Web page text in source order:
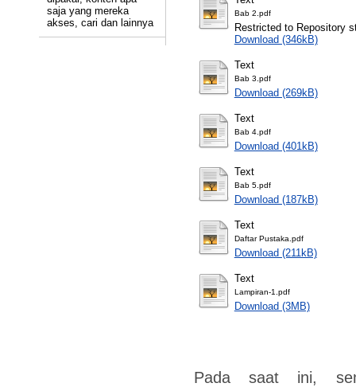
saja yang mereka
akses, cari dan lainnya
Bab 2.pdf
Restricted to Repository
Download (346kB)
Text
Bab 3.pdf
Download (269kB)
Text
Bab 4.pdf
Download (401kB)
Text
Bab 5.pdf
Download (187kB)
Text
Daftar Pustaka.pdf
Download (211kB)
Text
Lampiran-1.pdf
Download (3MB)
Pada saat ini,